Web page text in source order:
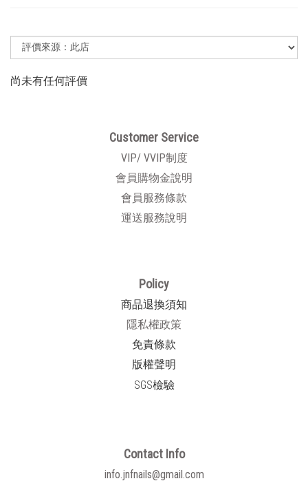
尚未有任何評價
Customer Service
VIP/ VVIP制度
會員購物金說明
會員服務條款
運送服務說明
Policy
商品退換須知
隱私權政策
免責條款
版權聲明
SGS檢驗
Contact Info
info.jnfnails@gmail.com